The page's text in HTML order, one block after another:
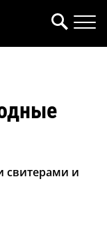
свитерами и